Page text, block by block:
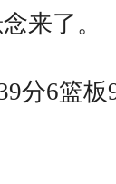
来了。
分6篮